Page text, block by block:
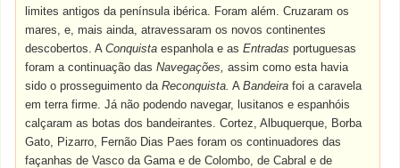
limites antigos da península ibérica. Foram além. Cruzaram os
mares, e, mais ainda, atravessaram os novos continentes
descobertos. AConquista espanhola e asEntradas portuguesas
foram a continuação dasNavegações, assim como esta havia
sido o prosseguimento daReconquista. ABandeirafoi a caravela
em terra firme. Já não podendo navegar, lusitanos e espanhóis
calçaram as botas dos bandeirantes. Cortez, Albuquerque, Borba
Gato, Pizarro, Fernão Dias Paes foram os continuadores das
façanhas de Vasco da Gama e de Colombo, de Cabral e de